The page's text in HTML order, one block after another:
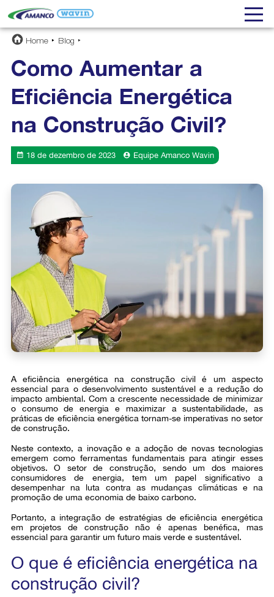
Home Blog
Como Aumentar a
Eficiência Energética
na Construção Civil?
18 de dezembro de 2023 Equipe Amanco Wavin
A eficiência energética na construção civil é um aspecto
essencial para o desenvolvimento sustentável e a redução do
impacto ambiental. Com a crescente necessidade de minimizar
o consumo de energia e maximizar a sustentabilidade, as
práticas de eficiência energética tornam-se imperativas no setor
de construção.
Neste contexto, a inovação e a adoção de novas tecnologias
emergem como ferramentas fundamentais para atingir esses
objetivos. O setor de construção, sendo um dos maiores
consumidores de energia, tem um papel significativo a
desempenhar na luta contra as mudanças climáticas e na
promoção de uma economia de baixo carbono.
Portanto, a integração de estratégias de eficiência energética
em projetos de construção não é apenas benéfica, mas
essencial para garantir um futuro mais verde e sustentável.
O que é eficiência energética na
construção civil?